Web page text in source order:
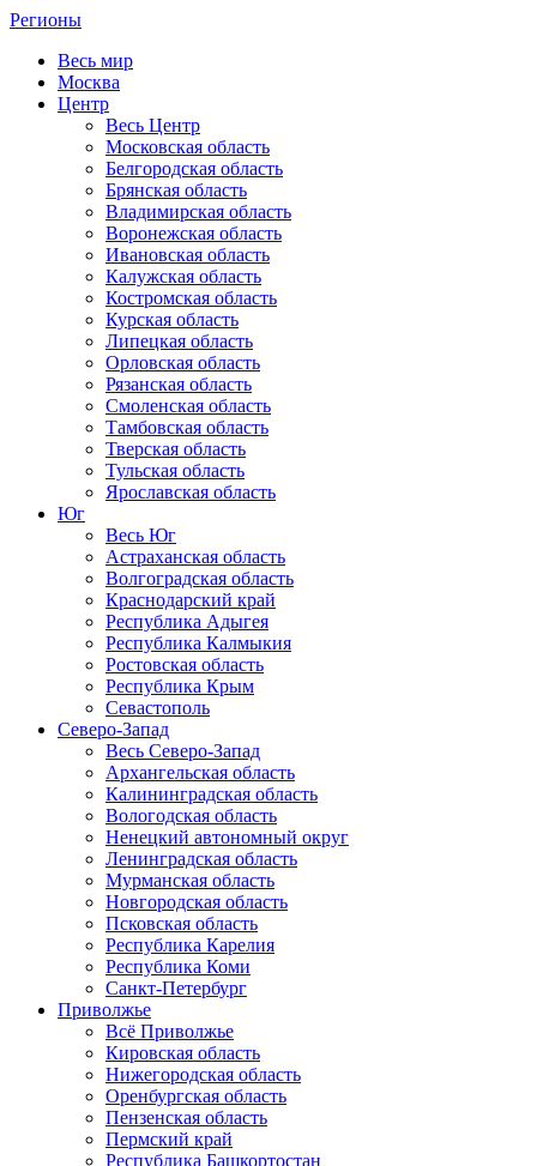
Регионы
Весь мир
Москва
Центр
Весь Центр
Московская область
Белгородская область
Брянская область
Владимирская область
Воронежская область
Ивановская область
Калужская область
Костромская область
Курская область
Липецкая область
Орловская область
Рязанская область
Смоленская область
Тамбовская область
Тверская область
Тульская область
Ярославская область
Юг
Весь Юг
Астраханская область
Волгоградская область
Краснодарский край
Республика Адыгея
Республика Калмыкия
Ростовская область
Республика Крым
Севастополь
Северо-Запад
Весь Северо-Запад
Архангельская область
Калининградская область
Вологодская область
Ненецкий автономный округ
Ленинградская область
Мурманская область
Новгородская область
Псковская область
Республика Карелия
Республика Коми
Санкт-Петербург
Приволжье
Всё Приволжье
Кировская область
Нижегородская область
Оренбургская область
Пензенская область
Пермский край
Республика Башкортостан